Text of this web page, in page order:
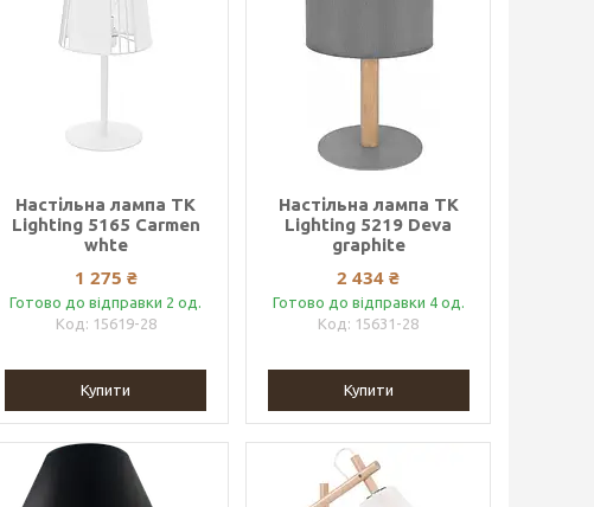
Настільна лампа TK
Lighting 5165 Carmen
whte
1 275 ₴
Готово до відправки 2 од.
15619-28
Купити
Настільна лампа TK
Lighting 5219 Deva
graphite
2 434 ₴
Готово до відправки 4 од.
15631-28
Купити